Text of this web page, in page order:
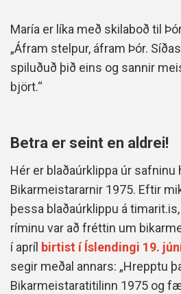
María er líka með skilaboð til
„Áfram stelpur, áfram Þór.
spiluðuð þið eins og sannir
björt.“
Betra er seint en aldrei!
Hér er blaðaúrklippa úr safninu
Bikarmeistararnir 1975. Eftir
þessa blaðaúrklippu á
ríminu var að fréttin um
í apríl birtist í Íslendingi 19.
segir meðal annars: „Hrepptu
Bikarmeistaratitilinn 1975 og